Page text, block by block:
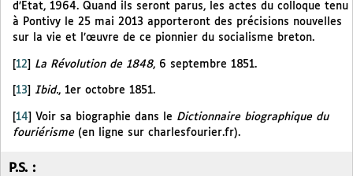
d’État, 1964. Quand ils seront parus, les actes du colloque tenu
à Pontivy le 25 mai 2013 apporteront des précisions nouvelles
sur la vie et l’œuvre de ce pionnier du socialisme breton.
[12] La Révolution de 1848, 6 septembre 1851.
13 Ibid., 1er octobre 1851.
14 Voir sa biographie dans le Dictionnaire biographique du
fouriérisme(en ligne sur charlesfourier.fr).
P.S. :